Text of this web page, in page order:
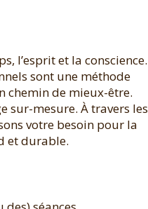
l’esprit et la conscience.
sont une méthode
chemin de mieux-être.
sur-mesure. À travers les
votre besoin pour la
et durable.